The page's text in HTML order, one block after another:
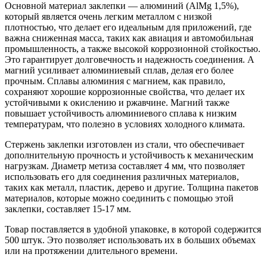
Основной материал заклепки — алюминий (AlMg 1,5%),
который является очень легким металлом с низкой
плотностью, что делает его идеальным для приложений, где
важна сниженная масса, таких как авиация и автомобильная
промышленность, а также высокой коррозионной стойкостью.
Это гарантирует долговечность и надежность соединения. А
магний усиливает алюминиевый сплав, делая его более
прочным. Сплавы алюминия с магнием, как правило,
сохраняют хорошие коррозионные свойства, что делает их
устойчивыми к окислению и ржавчине. Магний также
повышает устойчивость алюминиевого сплава к низким
температурам, что полезно в условиях холодного климата.
Стержень заклепки изготовлен из стали, что обеспечивает
дополнительную прочность и устойчивость к механическим
нагрузкам. Диаметр метиза составляет 4 мм, что позволяет
использовать его для соединения различных материалов,
таких как металл, пластик, дерево и другие. Толщина пакетов
материалов, которые можно соединить с помощью этой
заклепки, составляет 15-17 мм.
Товар поставляется в удобной упаковке, в которой содержится
500 штук. Это позволяет использовать их в больших объемах
или на протяжении длительного времени.